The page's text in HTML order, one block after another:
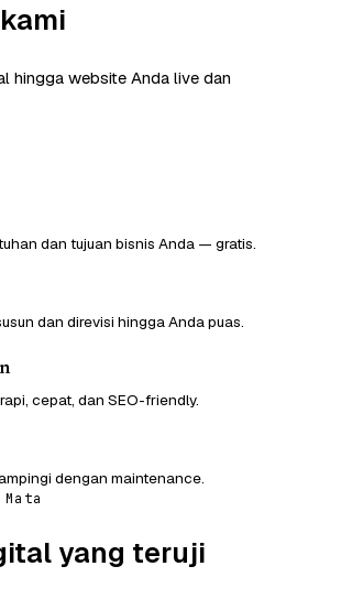
hingga website Anda live dan
dan tujuan bisnis Anda — gratis.
dan direvisi hingga Anda puas.
cepat, dan SEO-friendly.
dengan maintenance.
yang teruji